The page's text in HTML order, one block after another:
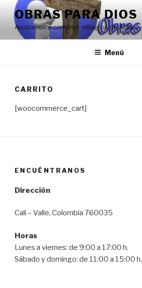
Saltar
contenido
OBRAS PARA DIOS
Ayudamos a construir milagros de Amor
Menú
CARRITO
[woocommerce_cart]
ENCUÉNTRANOS
Dirección
Cali – Valle, Colombia 760035
Horas
Lunes a viernes: de 9:00 a 17:00 h.
Sábado y domingo: de 11:00 a 15:00 h.